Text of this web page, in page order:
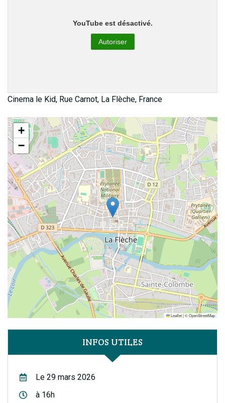
YouTube est désactivé.
Autoriser
Cinema le Kid, Rue Carnot, La Flèche, France
+
−
Leaflet|©OpenStreetMap
INFOS UTILES
Le 29 mars 2026
à 16h